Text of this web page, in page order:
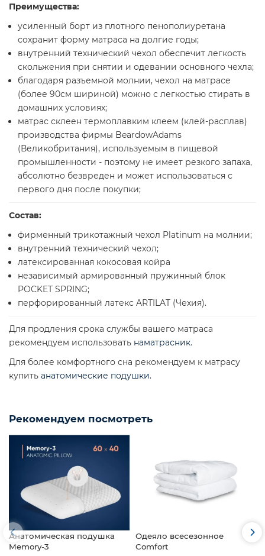
Преимущества:
усиленный борт из плотного пенополиуретана
сохранит форму матраса на долгие годы;
внутренний технический чехол обеспечит легкость
скольжения при снятии и одевании основного чехла;
благодаря разъемной молнии, чехол на матрасе
(более 90см шириной) можно с легкостью стирать в
домашних условиях;
матрас склеен термоплавким клеем (клей-расплав)
производства фирмы BeardowAdams
(Великобритания), используемым в пищевой
промышленности - поэтому не имеет резкого запаха,
абсолютно безвреден и может использоваться с
первого дня после покупки;
Состав:
фирменный трикотажный чехол Platinum на молнии;
внутренний технический чехол;
латексированная кокосовая койра
независимый армированный пружинный блок
POCKET SPRING;
перфорированный латекс ARTILAT (Чехия).
Для продления срока службы вашего матраса
рекомендуем использовать наматрасник.
Для более комфортного сна рекомендуем к матрасу
купить анатомические подушки.
Рекомендуем посмотреть
Анатомическая подушка
Memory-3
Одеяло всесезонное
Comfort